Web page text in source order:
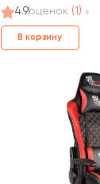
4.9оценок (1)
В корзину